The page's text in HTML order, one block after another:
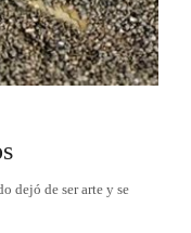
dejó de ser arte y se